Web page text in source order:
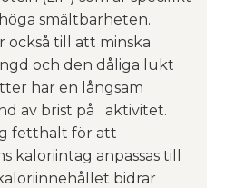
smältbarheten.
till att minska
och den dåliga lukt
har en långsam
av brist på aktivitet.
fetthalt för att
kaloriintag anpassas till
bidrar